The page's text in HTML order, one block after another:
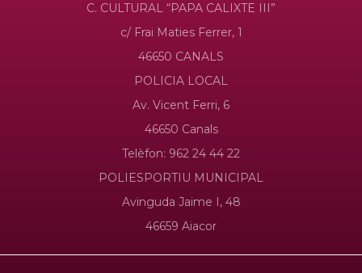
C. CULTURAL “PAPA CALIXTE III”
c/ Frai Maties Ferrer, 1
46650 CANALS
POLICIA LOCAL
Av. Vicent Ferri, 6
46650 Canals
Telèfon: 962 24 44 22
POLIESPORTIU MUNICIPAL
Avinguda Jaime I, 48
46659 Aiacor